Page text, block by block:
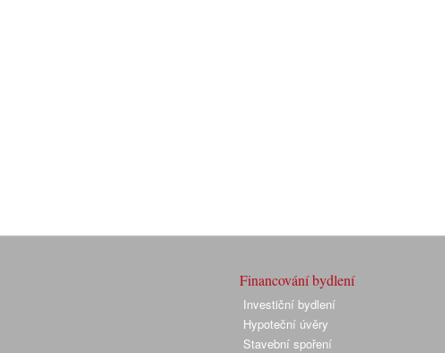
Financování bydlení
Investiční bydlení
Hypoteční úvěry
Stavební spoření